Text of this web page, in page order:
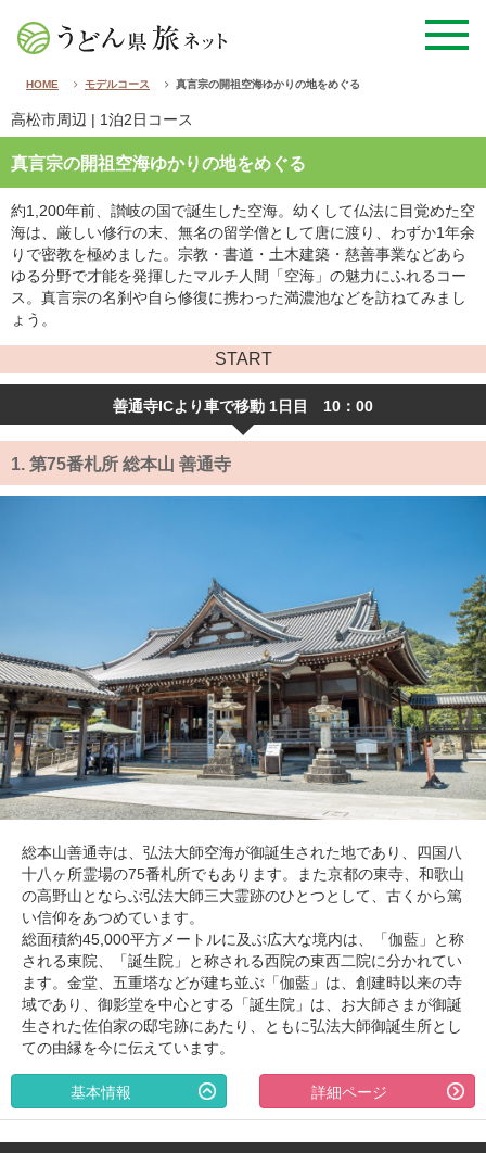
HOME モデルコース 真言宗の開祖空海ゆかりの地をめぐる
高松市周辺 | 1泊2日コース
真言宗の開祖空海ゆかりの地をめぐる
約1,200年前、讃岐の国で誕生した空海。幼くして仏法に目覚めた空
海は、厳しい修行の末、無名の留学僧として唐に渡り、わずか1年余
りで密教を極めました。宗教・書道・土木建築・慈善事業などあら
ゆる分野で才能を発揮したマルチ人間「空海」の魅力にふれるコー
ス。真言宗の名刹や自ら修復に携わった満濃池などを訪ねてみまし
ょう。
START
善通寺ICより車で移動 1日目 10：00
1. 第75番札所 総本山 善通寺
総本山善通寺は、弘法大師空海が御誕生された地であり、四国八
十八ヶ所霊場の75番札所でもあります。また京都の東寺、和歌山
の高野山とならぶ弘法大師三大霊跡のひとつとして、古くから篤
い信仰をあつめています。
総面積約45,000平方メートルに及ぶ広大な境内は、「伽藍」と称
される東院、「誕生院」と称される西院の東西二院に分かれてい
ます。金堂、五重塔などが建ち並ぶ「伽藍」は、創建時以来の寺
域であり、御影堂を中心とする「誕生院」は、お大師さまが御誕
生された佐伯家の邸宅跡にあたり、ともに弘法大師御誕生所とし
ての由縁を今に伝えています。
詳細ページ
基本情報